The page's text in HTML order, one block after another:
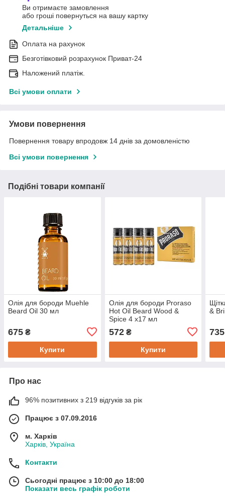
Ви отримаєте замовлення
або гроші повернуться на вашу картку
Детальніше
Оплата на рахунок
Безготівковий розрахунок Приват-24
Наложений платіж.
Всі умови оплати
Умови повернення
Повернення товару впродовж 14 днів за домовленістю
Всі умови повернення
Подібні товари компанії
Олія для бороди Muehle
Beard Oil 30 мл
675 ₴
Купити
Олія для бороди Proraso
Hot Oil Beard Wood &
Spice 4 х17 мл
572₴
Купити
&
735
Про нас
96% позитивних з 219 відгуків за рік
Працює з 07.09.2016
м. Харків
Харків, Україна
Контакти
Сьогодні працює з 10:00 до 18:00
Показати весь графік роботи